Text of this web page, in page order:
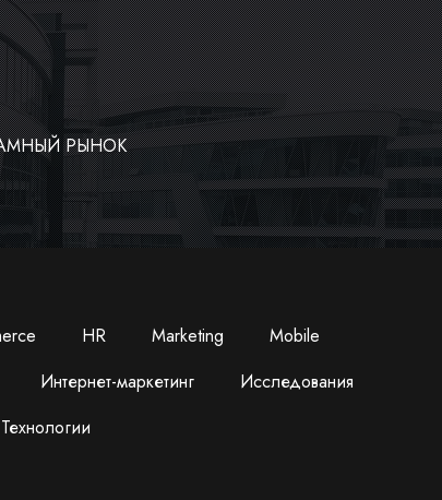
РЫНОК
HR Marketing
Mobile
Интернет-маркетинг
Исследования
Технологии